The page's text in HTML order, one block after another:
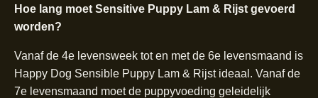
Hoe lang moet Sensitive Puppy Lam & Rijst gevoerd
worden?
Vanaf de 4e levensweek tot en met de 6e levensmaand is
Happy Dog Sensible Puppy Lam & Rijst ideaal. Vanaf de
7e levensmaand moet de puppyvoeding geleidelijk